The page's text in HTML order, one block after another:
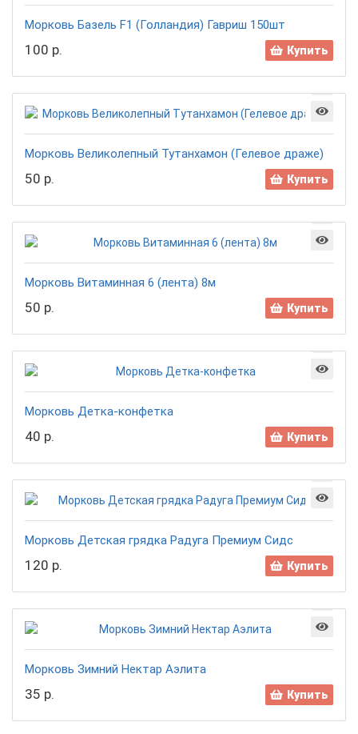
Морковь Базель F1 (Голландия) Гавриш 150шт
100 р. Купить
Морковь Великолепный Тутанхамон (Гелевое драже)
50 р. Купить
Морковь Витаминная 6 (лента) 8м
50 р. Купить
Морковь Детка-конфетка
40 р. Купить
Морковь Детская грядка Радуга Премиум Сидс
120 р. Купить
Морковь Зимний Нектар Аэлита
35 р. Купить